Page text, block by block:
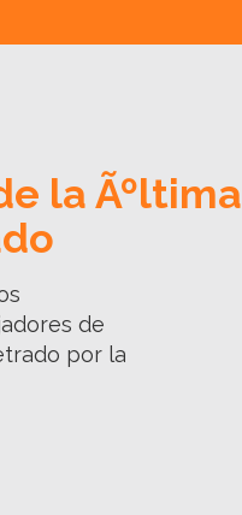
la Ãºltima
de
por la